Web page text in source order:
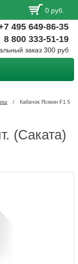
0 руб.
495 649-86-35
8 800 333-51-19
заказ 300 руб
/
Кабачок Ясмин F1 5
(Саката)